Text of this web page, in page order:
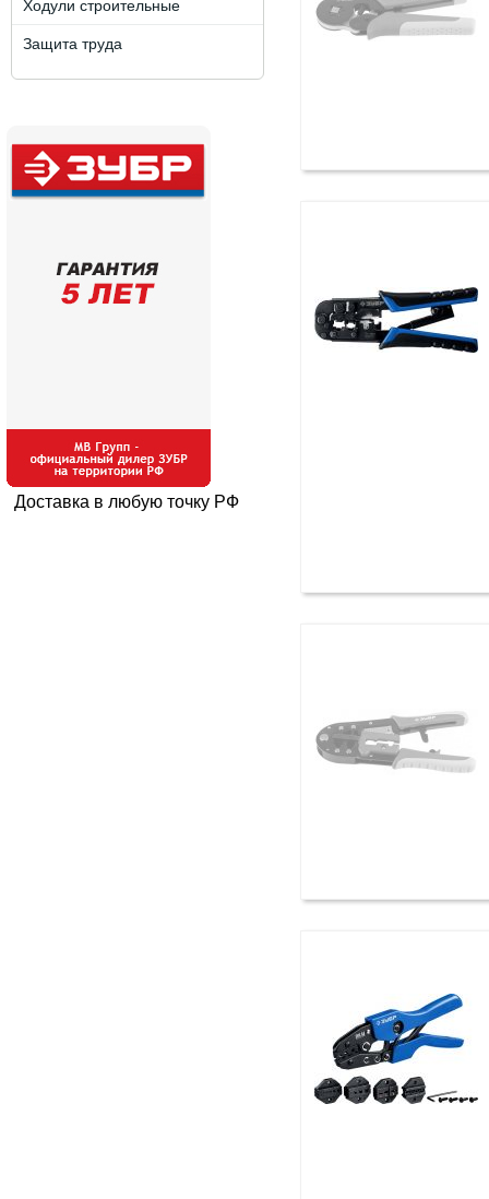
Ходули строительные
Защита труда
Доставка в любую точку РФ